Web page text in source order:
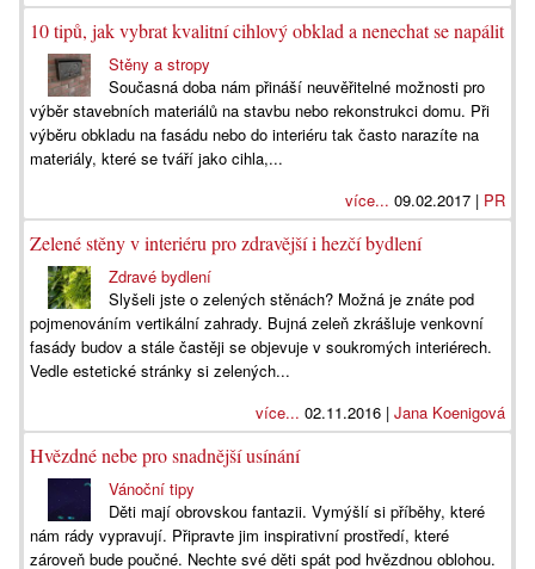
10 tipů, jak vybrat kvalitní cihlový obklad a nenechat se napálit
Stěny a stropy
Současná doba nám přináší neuvěřitelné možnosti pro
výběr stavebních materiálů na stavbu nebo rekonstrukci domu. Při
výběru obkladu na fasádu nebo do interiéru tak často narazíte na
materiály, které se tváří jako cihla,...
více... 09.02.2017 | PR
Zelené stěny v interiéru pro zdravější i hezčí bydlení
Zdravé bydlení
Slyšeli jste o zelených stěnách? Možná je znáte pod
pojmenováním vertikální zahrady. Bujná zeleň zkrášluje venkovní
fasády budov a stále častěji se objevuje v soukromých interiérech.
Vedle estetické stránky si zelených...
více... 02.11.2016 | Jana Koenigová
Hvězdné nebe pro snadnější usínání
Vánoční tipy
Děti mají obrovskou fantazii. Vymýšlí si příběhy, které
nám rády vypravují. Připravte jim inspirativní prostředí, které
zároveň bude poučné. Nechte své děti spát pod hvězdnou oblohou.